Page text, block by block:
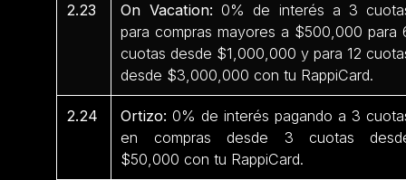
2.23 On Vacation: 0% de interés a 3
para compras mayores a $500,000 para
cuotas desde $1,000,000 y para 12
desde $3,000,000 con tu RappiCard.
2.24 Ortizo:0% de interés pagando a 3
en compras desde 3 cuotas
$50,000 con tu RappiCard.